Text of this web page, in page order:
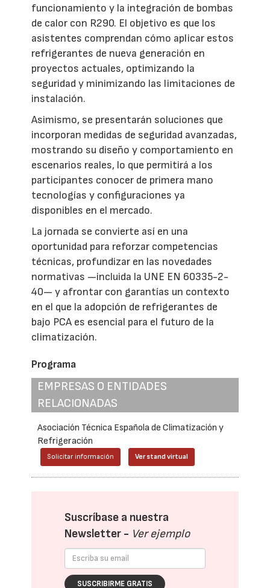
funcionamiento y la integración de bombas
de calor con R290. El objetivo es que los
asistentes comprendan cómo aplicar estos
refrigerantes de nueva generación en
proyectos actuales, optimizando la
seguridad y minimizando las limitaciones de
instalación.
Asimismo, se presentarán soluciones que
incorporan medidas de seguridad avanzadas,
mostrando su diseño y comportamiento en
escenarios reales, lo que permitirá a los
participantes conocer de primera mano
tecnologías y configuraciones ya
disponibles en el mercado.
La jornada se convierte así en una
oportunidad para reforzar competencias
técnicas, profundizar en las novedades
normativas —incluida la UNE EN 60335-2-
40— y afrontar con garantías un contexto
en el que la adopción de refrigerantes de
bajo PCA es esencial para el futuro de la
climatización.
Programa
EMPRESAS O ENTIDADES
RELACIONADAS
Asociación Técnica Española de Climatización y
Refrigeración
Solicitar información Ver stand virtual
Suscríbase a nuestra
Newsletter - Ver ejemplo
SUSCRIBIRME GRATIS